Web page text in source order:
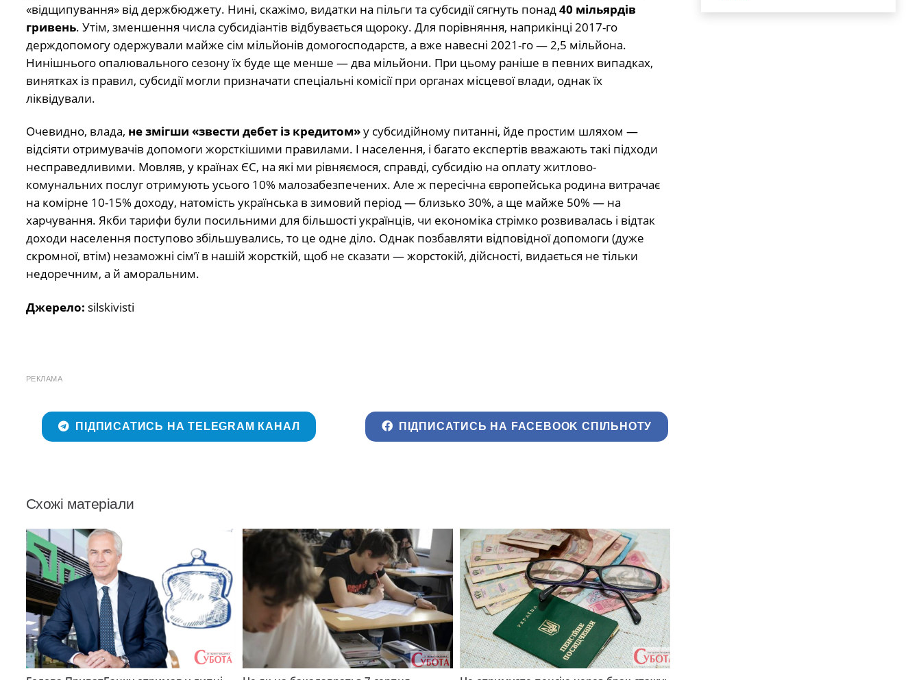
«відщипування» від держбюджету. Нині, скажімо, видатки на пільги та субсидії сягнуть понад 40 мільярдів
гривень. Утім, зменшення числа субсидіантів відбувається щороку. Для порівняння, наприкінці 2017-го
держдопомогу одержували майже сім мільйонів домогосподарств, а вже навесні 2021-го — 2,5 мільйона.
Нинішнього опалювального сезону їх буде ще менше — два мільйони. При цьому раніше в певних випадках,
винятках із правил, субсидії могли призначати спеціальні комісії при органах місцевої влади, однак їх
ліквідували.
Очевидно, влада, не змігши «звести дебет із кредитом»у субсидійному питанні, йде простим шляхом —
відсіяти отримувачів допомоги жорсткішими правилами. І населення, і багато експертів вважають такі підходи
несправедливими. Мовляв, у країнах ЄС, на які ми рівняємося, справді, субсидію на оплату житлово-
комунальних послуг отримують усього 10% малозабезпечених. Але ж пересічна європейська родина витрачає
на комірне 10-15% доходу, натомість українська в зимовий період — близько 30%, а ще майже 50% — на
харчування. Якби тарифи були посильними для більшості українців, чи економіка стрімко розвивалась і відтак
доходи населення поступово збільшувались, то це одне діло. Однак позбавляти відповідної допомоги (дуже
скромної, втім) незаможні сім’ї в нашій жорсткій, щоб не сказати — жорстокій, дійсності, видається не тільки
недоречним, а й аморальним.
Джерело: silskivisti
РЕКЛАМА
ПІДПИСАТИСЬ НА TELEGRAM КАНАЛ ПІДПИСАТИСЬ НА FACEBOOK СПІЛЬНОТУ
Схожі матеріали